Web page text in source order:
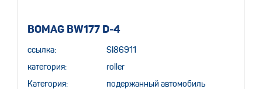
BOMAG BW177 D-4
ссылка: SI86911
категория: roller
Категория: подержанный автомобиль